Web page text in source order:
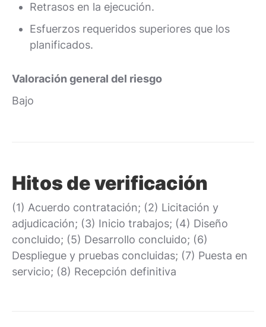
Retrasos en la ejecución.
Esfuerzos requeridos superiores que los
planificados.
Valoración general del riesgo
Bajo
Hitos de verificación
(1) Acuerdo contratación; (2) Licitación y
adjudicación; (3) Inicio trabajos; (4) Diseño
concluido; (5) Desarrollo concluido; (6)
Despliegue y pruebas concluidas; (7) Puesta en
servicio; (8) Recepción definitiva